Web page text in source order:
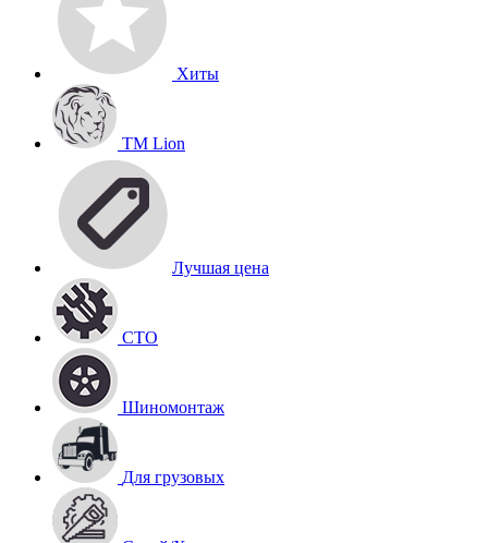
Хиты
TM Lion
Лучшая цена
СТО
Шиномонтаж
Для грузовых